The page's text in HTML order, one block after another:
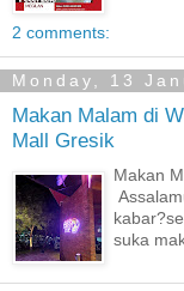
2 comments:
Monday, 13
Makan Malam di
Mall Gresik
Makan
suka